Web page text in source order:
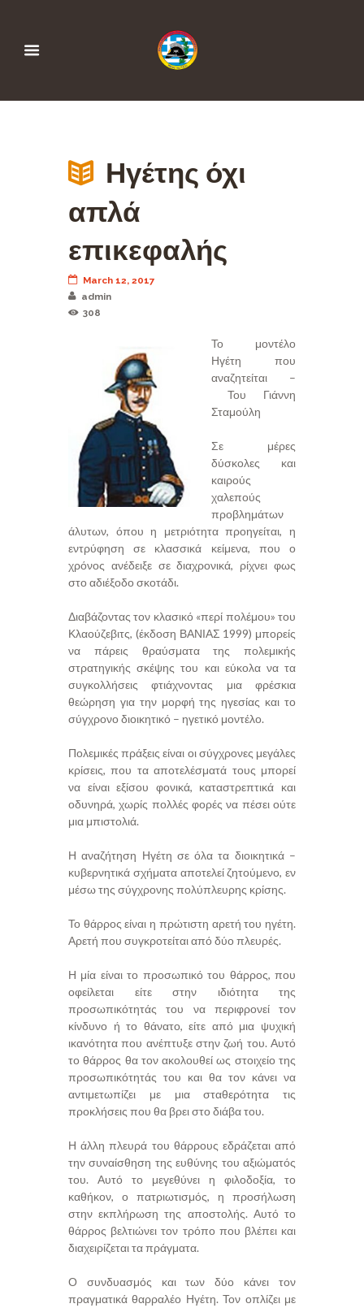
Ηγέτης όχι
απλά
επικεφαλής
March 12, 2017
admin
308
Το μοντέλο
Ηγέτη που
αναζητείται –
Του Γιάννη
Σταμούλη
Σε μέρες
δύσκολες και
καιρούς
χαλεπούς
προβλημάτων
άλυτων, όπου η μετριότητα προηγείται, η
εντρύφηση σε κλασσικά κείμενα, που ο
χρόνος ανέδειξε σε διαχρονικά, ρίχνει φως
στο αδιέξοδο σκοτάδι.
Διαβάζοντας τον κλασικό «περί πολέμου» του
Κλαούζεβιτς, (έκδοση ΒΑΝΙΑΣ 1999) μπορείς
να πάρεις θραύσματα της πολεμικής
στρατηγικής σκέψης του και εύκολα να τα
συγκολλήσεις φτιάχνοντας μια φρέσκια
θεώρηση για την μορφή της ηγεσίας και το
σύγχρονο διοικητικό – ηγετικό μοντέλο.
Πολεμικές πράξεις είναι οι σύγχρονες μεγάλες
κρίσεις, που τα αποτελέσματά τους μπορεί
να είναι εξίσου φονικά, καταστρεπτικά και
οδυνηρά, χωρίς πολλές φορές να πέσει ούτε
μια μπιστολιά.
Η αναζήτηση Ηγέτη σε όλα τα διοικητικά –
κυβερνητικά σχήματα αποτελεί ζητούμενο, εν
μέσω της σύγχρονης πολύπλευρης κρίσης.
Το θάρρος είναι η πρώτιστη αρετή του ηγέτη.
Αρετή που συγκροτείται από δύο πλευρές.
Η μία είναι το προσωπικό του θάρρος, που
οφείλεται είτε στην ιδιότητα της
προσωπικότητάς του να περιφρονεί τον
κίνδυνο ή το θάνατο, είτε από μια ψυχική
ικανότητα που ανέπτυξε στην ζωή του. Αυτό
το θάρρος θα τον ακολουθεί ως στοιχείο της
προσωπικότητάς του και θα τον κάνει να
αντιμετωπίζει με μια σταθερότητα τις
προκλήσεις που θα βρει στο διάβα του.
Η άλλη πλευρά του θάρρους εδράζεται από
την συναίσθηση της ευθύνης του αξιώματός
του. Αυτό το μεγεθύνει η φιλοδοξία, το
καθήκον, ο πατριωτισμός, η προσήλωση
στην εκπλήρωση της αποστολής. Αυτό το
θάρρος βελτιώνει τον τρόπο που βλέπει και
διαχειρίζεται τα πράγματα.
Ο συνδυασμός και των δύο κάνει τον
πραγματικά θαρραλέο Ηγέτη. Τον οπλίζει με